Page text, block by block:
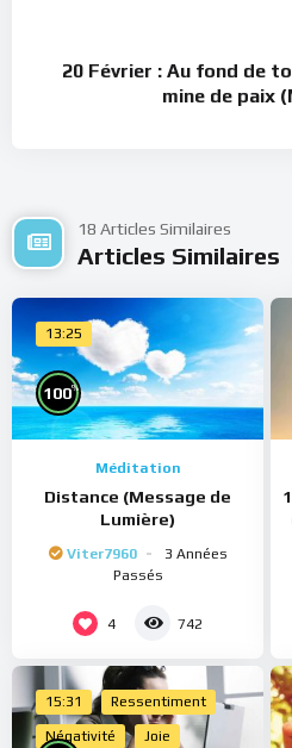
20 Février : Au fond de
mine de paix
18 Articles Similaires
Articles Similaires
13:25
100%
Méditation
Distance (Message de
Lumière)
Viter7960
3 Années
Passés
4 742
15:31 Ressentiment
Négativité Joie